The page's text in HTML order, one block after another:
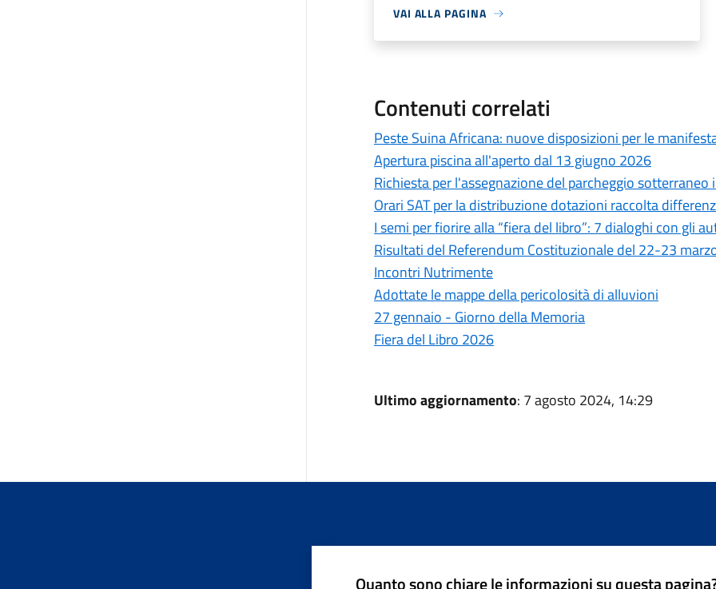
VAI ALLA PAGINA
Contenuti correlati
Peste Suina Africana: nuove disposizioni per le
Apertura piscina all'aperto dal 13 giugno 2026
Richiesta per l'assegnazione del parcheggio sotterraneo
Orari SAT per la distribuzione dotazioni raccolta
I semi per fiorire alla “fiera del libro”: 7 dialoghi con gli
Risultati del Referendum Costituzionale del 22-23
Incontri Nutrimente
Adottate le mappe della pericolosità di alluvioni
27 gennaio - Giorno della Memoria
Fiera del Libro 2026
Ultimo aggiornamento: 7 agosto 2024, 14:29
Quanto sono chiare le informazioni su questa